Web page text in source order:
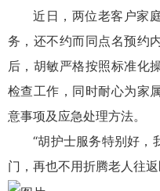
近日，两位老客户家
务，还不约而同点名预约
后，胡敏严格按照标准化
检查工作，同时耐心为家
意事项及应急处理方法。
“胡护士服务特别好，
门，再也不用折腾老人往